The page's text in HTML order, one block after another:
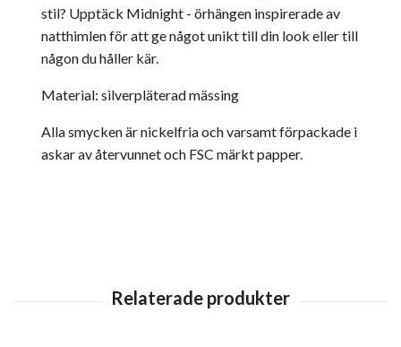
stil? Upptäck Midnight - örhängen inspirerade av
natthimlen för att ge något unikt till din look eller till
någon du håller kär.
Material: silverpläterad mässing
Alla smycken är nickelfria ochvarsamt förpackade i
askar av återvunnet och FSC märkt papper.